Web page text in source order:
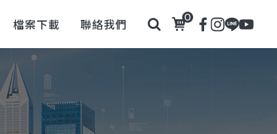
檔案下載 聯絡我們 0